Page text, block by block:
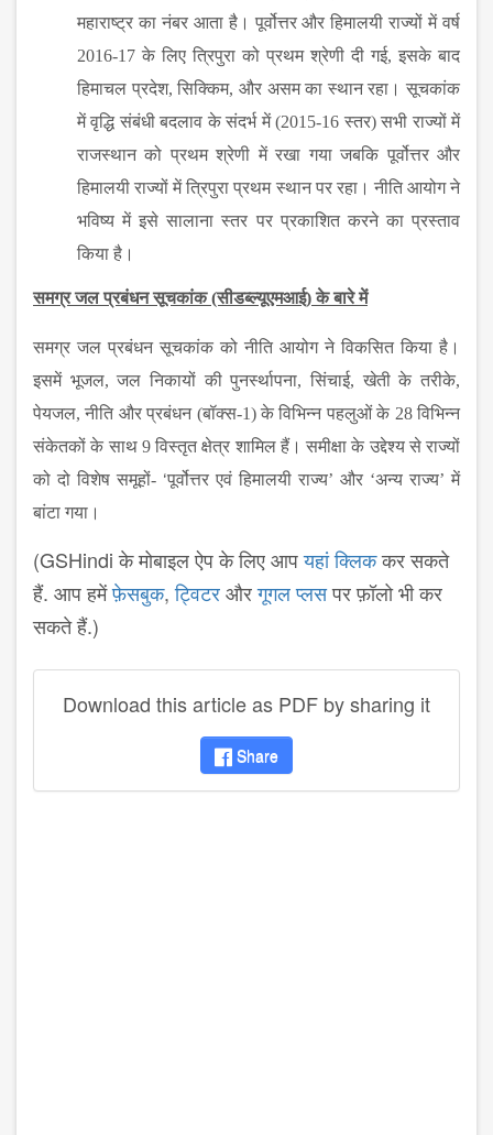
महाराष्ट्र का नंबर आता है। पूर्वोत्तर और हिमालयी राज्यों में वर्ष
2016-17 के लिए त्रिपुरा को प्रथम श्रेणी दी गई, इसके बाद
हिमाचल प्रदेश, सिक्किम, और असम का स्थान रहा। सूचकांक
में वृद्धि संबंधी बदलाव के संदर्भ में (2015-16 स्तर) सभी राज्यों में
राजस्थान को प्रथम श्रेणी में रखा गया जबकि पूर्वोत्तर और
हिमालयी राज्यों में त्रिपुरा प्रथम स्थान पर रहा। नीति आयोग ने
भविष्य में इसे सालाना स्तर पर प्रकाशित करने का प्रस्ताव
किया है।
समग्र जल प्रबंधन सूचकांक (सीडब्ल्यूएमआई) के बारे में
समग्र जल प्रबंधन सूचकांक को नीति आयोग ने विकसित किया है।
इसमें भूजल,जल निकायों की पुनर्स्थापना,सिंचाई, खेती के तरीके,
पेयजल,नीति और प्रबंधन (बॉक्स-1)के विभिन्न पहलुओं के 28विभिन्न
संकेतकों के साथ 9 विस्तृत क्षेत्र शामिल हैं। समीक्षा के उद्देश्य से राज्यों
को दो विशेष समूहों- ‘पूर्वोत्तर एवं हिमालयी राज्य’ और ‘अन्य राज्य’ में
बांटा गया।
(GSHindi के मोबाइल ऐप के लिए आपयहां क्लिककर सकते
हैं. आप हमेंफ़ेसबुक,ट्विटरऔरगूगल प्लसपर फ़ॉलो भी कर
सकते हैं.)
Download this article as PDF by sharing it
Share